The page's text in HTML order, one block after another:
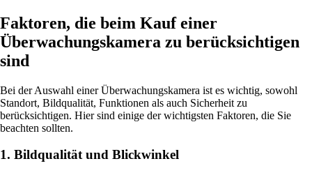
Faktoren, die beim Kauf einer
Überwachungskamera zu berücksichtigen
sind
Bei der Auswahl einer Überwachungskamera ist es wichtig, sowohl
Standort, Bildqualität, Funktionen als auch Sicherheit zu
berücksichtigen. Hier sind einige der wichtigsten Faktoren, die Sie
beachten sollten.
1. Bildqualität und Blickwinkel